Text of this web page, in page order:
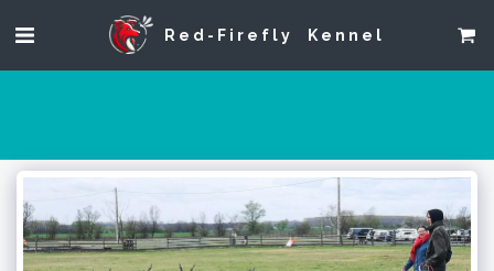
Red-Firefly Kennel